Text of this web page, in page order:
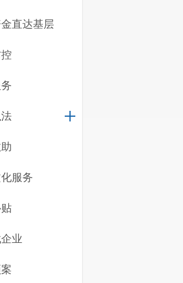
直达基层
服务
业